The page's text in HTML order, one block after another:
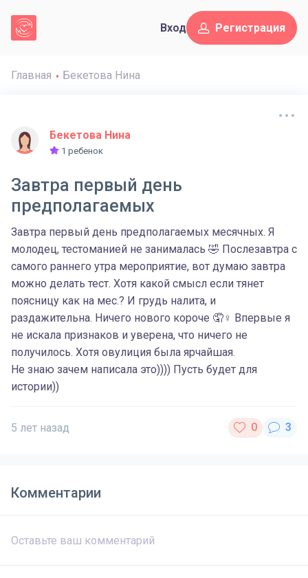
Вход Регистрация
Главная Бекетова Нина
Бекетова Нина
1 ребенок
Завтра первый день
предполагаемых
Завтра первый день предполагаемых месячных. Я
молодец, тестоманией не занималась 🤣 Послезавтра с
самого раннего утра мероприятие, вот думаю завтра
можно делать тест. Хотя какой смысл если тянет
поясницу как на мес.? И грудь налита, и
раздажительна. Ничего нового короче 🤦♀️ Впервые я
не искала признаков и уверена, что ничего не
получилось. Хотя овулиция была ярчайшая.
Не знаю зачем написала это)))) Пусть будет для
истории))
5 лет назад
Комментарии